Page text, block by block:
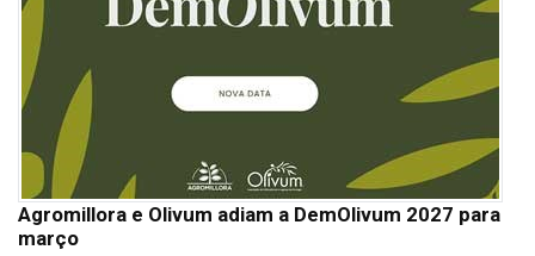
Agromillora e Olivum adiam a DemOlivum 2027 para
março